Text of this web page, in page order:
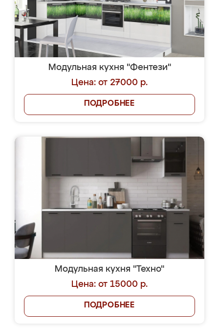
Модульная кухня "Фентези"
Цена: от 27000 р.
ПОДРОБНЕЕ
Модульная кухня "Техно"
Цена: от 15000 р.
ПОДРОБНЕЕ